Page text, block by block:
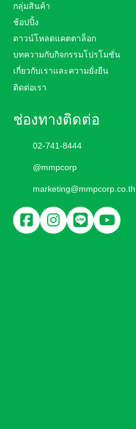
กลุ่มสินค้า
ช้อปปิ้ง
ดาวน์โหลดแคตตาล็อก
บทความกับกิจกรรมโปรโมชั่น
เกี่ยวกับเราและความยั่งยืน
ติดต่อเรา
ช่องทางติดต่อ
02-741-8444
@mmpcorp
marketing@mmpcorp.co.th